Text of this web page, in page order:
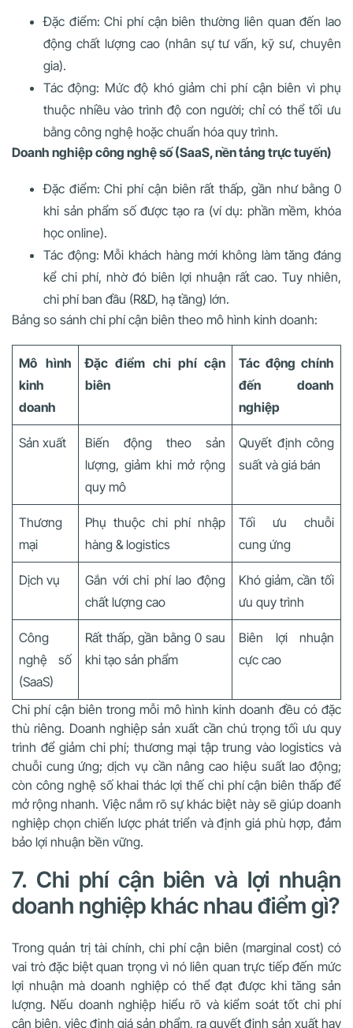
Đặc điểm: Chi phí cận biên thường liên quan đến lao
động chất lượng cao (nhân sự tư vấn, kỹ sư, chuyên
gia).
Tác động: Mức độ khó giảm chi phí cận biên vì phụ
thuộc nhiều vào trình độ con người; chỉ có thể tối ưu
bằng công nghệ hoặc chuẩn hóa quy trình.
Doanh nghiệp công nghệ số (SaaS, nền tảng trực tuyến)
Đặc điểm: Chi phí cận biên rất thấp, gần như bằng 0
khi sản phẩm số được tạo ra (ví dụ: phần mềm, khóa
học online).
Tác động: Mỗi khách hàng mới không làm tăng đáng
kể chi phí, nhờ đó biên lợi nhuận rất cao. Tuy nhiên,
chi phí ban đầu (R&D, hạ tầng) lớn.
Bảng so sánh chi phí cận biên theo mô hình kinh doanh:
Mô hình
kinh
doanh
Đặc điểm chi phí cận
biên
Tác động chính
đến doanh
nghiệp
Sản xuất
Biến động theo sản
lượng, giảm khi mở rộng
quy mô
Quyết định công
suất và giá bán
Thương
mại
Phụ thuộc chi phí nhập
hàng & logistics
Tối ưu chuỗi
cung ứng
Dịch vụ
Gắn với chi phí lao động
chất lượng cao
Khó giảm, cần tối
ưu quy trình
Công
nghệ số
(SaaS)
Rất thấp, gần bằng 0 sau
khi tạo sản phẩm
Biên lợi nhuận
cực cao
Chi phí cận biên trong mỗi mô hình kinh doanh đều có đặc
thù riêng. Doanh nghiệp sản xuất cần chú trọng tối ưu quy
trình để giảm chi phí; thương mại tập trung vào logistics và
chuỗi cung ứng; dịch vụ cần nâng cao hiệu suất lao động;
còn công nghệ số khai thác lợi thế chi phí cận biên thấp để
mở rộng nhanh. Việc nắm rõ sự khác biệt này sẽ giúp doanh
nghiệp chọn chiến lược phát triển và định giá phù hợp, đảm
bảo lợi nhuận bền vững.
7. Chi phí cận biên và lợi nhuận
doanh nghiệp khác nhau điểm gì?
Trong quản trị tài chính, chi phí cận biên (marginal cost) có
vai trò đặc biệt quan trọng vì nó liên quan trực tiếp đến mức
lợi nhuận mà doanh nghiệp có thể đạt được khi tăng sản
lượng. Nếu doanh nghiệp hiểu rõ và kiểm soát tốt chi phí
cận biên, việc định giá sản phẩm, ra quyết định sản xuất hay